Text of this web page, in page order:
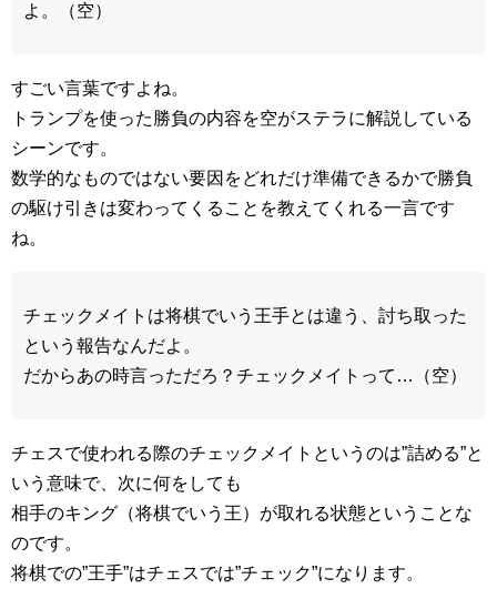
よ。（空）
すごい言葉ですよね。
トランプを使った勝負の内容を空がステラに解説している
シーンです。
数学的なものではない要因をどれだけ準備できるかで勝負
の駆け引きは変わってくることを教えてくれる一言です
ね。
チェックメイトは将棋でいう王手とは違う、討ち取った
という報告なんだよ。
だからあの時言っただろ？チェックメイトって…（空）
チェスで使われる際のチェックメイトというのは”詰める”と
いう意味で、次に何をしても
相手のキング（将棋でいう王）が取れる状態ということな
のです。
将棋での”王手”はチェスでは”チェック”になります。